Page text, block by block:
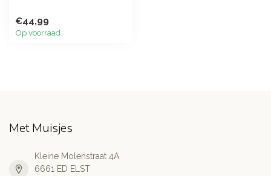
€44,99
Op voorraad
Met Muisjes
Kleine Molenstraat 4A
6661 ED ELST